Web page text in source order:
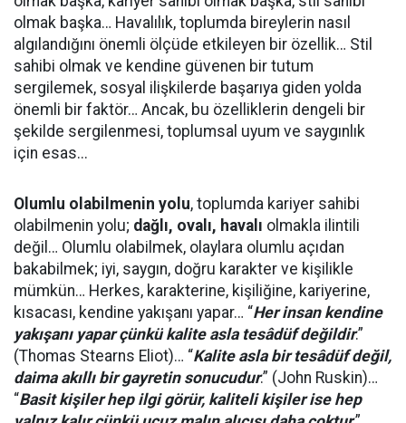
olmak başka… Havalılık, toplumda bireylerin nasıl
algılandığını önemli ölçüde etkileyen bir özellik… Stil
sahibi olmak ve kendine güvenen bir tutum
sergilemek, sosyal ilişkilerde başarıya giden yolda
önemli bir faktör… Ancak, bu özelliklerin dengeli bir
şekilde sergilenmesi, toplumsal uyum ve saygınlık
için esas...
Olumlu olabilmenin yolu, toplumda kariyer sahibi
olabilmenin yolu; dağlı, ovalı, havalı olmakla ilintili
değil… Olumlu olabilmek, olaylara olumlu açıdan
bakabilmek; iyi, saygın, doğru karakter ve kişilikle
mümkün… Herkes, karakterine, kişiliğine, kariyerine,
kısacası, kendine yakışanı yapar… “Her insan kendine
yakışanı yapar çünkü kalite asla tesâdüf değildir.”
(Thomas Stearns Eliot)… “Kalite asla bir tesâdüf değil,
daima akıllı bir gayretin sonucudur.” (John Ruskin)…
“Basit kişiler hep ilgi görür, kaliteli kişiler ise hep